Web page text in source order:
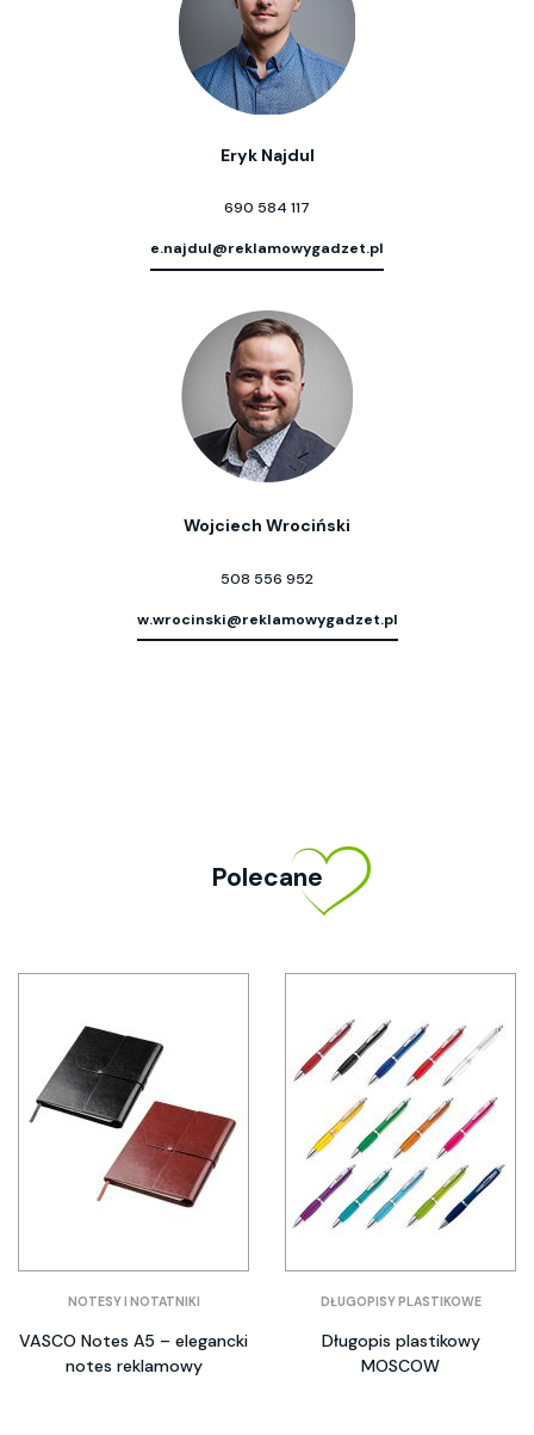
Eryk Najdul
690 584 117
e.najdul@reklamowygadzet.pl
Wojciech Wrociński
508 556 952
w.wrocinski@reklamowygadzet.pl
Polecane
NOTESY I NOTATNIKI
VASCO Notes A5 – elegancki
notes reklamowy
DŁUGOPISY PLASTIKOWE
Długopis plastikowy
MOSCOW